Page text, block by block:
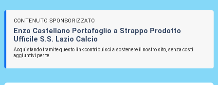
CONTENUTO SPONSORIZZATO
Enzo Castellano Portafoglio a Strappo Prodotto
Ufficile S.S. Lazio Calcio
Acquistando tramite questo link contribuisci a sostenere il nostro sito, senza costi
aggiuntivi per te.